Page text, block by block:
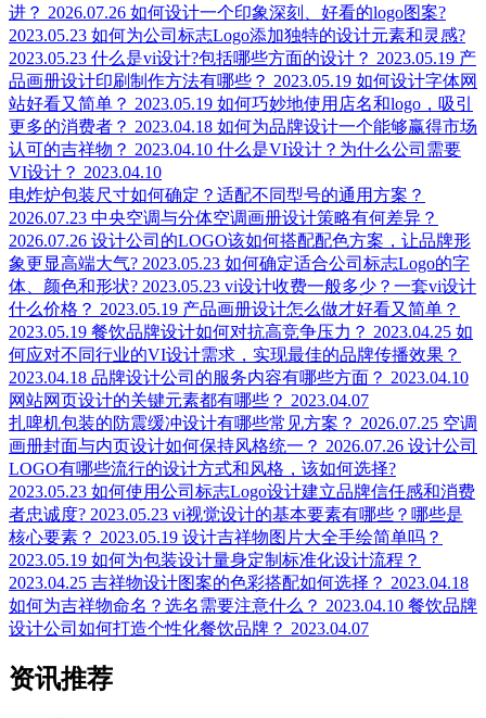
进？ 2026.07.26 如何设计一个印象深刻、好看的logo图案?
2023.05.23 如何为公司标志Logo添加独特的设计元素和灵感?
2023.05.23 什么是vi设计?包括哪些方面的设计？ 2023.05.19 产
品画册设计印刷制作方法有哪些？ 2023.05.19 如何设计字体网
站好看又简单？ 2023.05.19 如何巧妙地使用店名和logo，吸引
更多的消费者？ 2023.04.18 如何为品牌设计一个能够赢得市场
认可的吉祥物？ 2023.04.10 什么是VI设计？为什么公司需要
VI设计？ 2023.04.10
电炸炉包装尺寸如何确定？适配不同型号的通用方案？
2026.07.23 中央空调与分体空调画册设计策略有何差异？
2026.07.26 设计公司的LOGO该如何搭配配色方案，让品牌形
象更显高端大气? 2023.05.23 如何确定适合公司标志Logo的字
体、颜色和形状? 2023.05.23 vi设计收费一般多少？一套vi设计
什么价格？ 2023.05.19 产品画册设计怎么做才好看又简单？
2023.05.19 餐饮品牌设计如何对抗高竞争压力？ 2023.04.25 如
何应对不同行业的VI设计需求，实现最佳的品牌传播效果？
2023.04.18 品牌设计公司的服务内容有哪些方面？ 2023.04.10
网站网页设计的关键元素都有哪些？ 2023.04.07
扎啤机包装的防震缓冲设计有哪些常见方案？ 2026.07.25 空调
画册封面与内页设计如何保持风格统一？ 2026.07.26 设计公司
LOGO有哪些流行的设计方式和风格，该如何选择?
2023.05.23 如何使用公司标志Logo设计建立品牌信任感和消费
者忠诚度? 2023.05.23 vi视觉设计的基本要素有哪些？哪些是
核心要素？ 2023.05.19 设计吉祥物图片大全手绘简单吗？
2023.05.19 如何为包装设计量身定制标准化设计流程？
2023.04.25 吉祥物设计图案的色彩搭配如何选择？ 2023.04.18
如何为吉祥物命名？选名需要注意什么？ 2023.04.10 餐饮品牌
设计公司如何打造个性化餐饮品牌？ 2023.04.07
资讯推荐